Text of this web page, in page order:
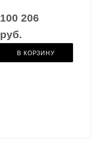
100 206
руб.
В КОРЗИНУ